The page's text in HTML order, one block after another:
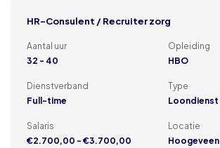
HR-Consulent / Recruiter zorg
Aantal uur
32 - 40
Opleiding
HBO
Dienstverband
Full-time
Type
Loondienst
Salaris
€2.700,00 - €3.700,00
Locatie
Hoogeveen